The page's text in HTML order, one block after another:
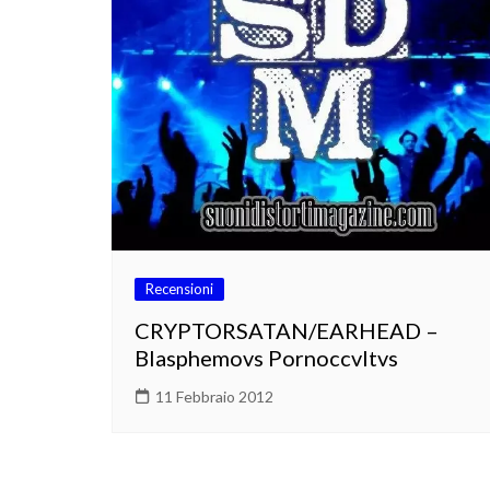
Recensioni
CRYPTORSATAN/EARHEAD –
Blasphemovs Pornoccvltvs
11 Febbraio 2012